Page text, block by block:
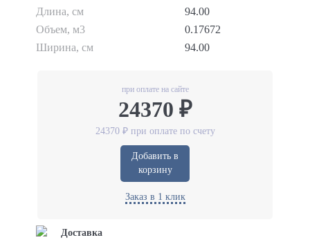
Длина, см
94.00
Объем, м3
0.17672
Ширина, см
94.00
при оплате на сайте
24370 ₽
24370 ₽ при оплате по счету
Добавить в
корзину
Заказ в 1 клик
Доставка